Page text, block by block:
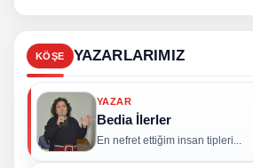
KÖŞE YAZARLARIMIZ
YAZAR
Bedia İlerler
En nefret ettiğim insan tipleri...